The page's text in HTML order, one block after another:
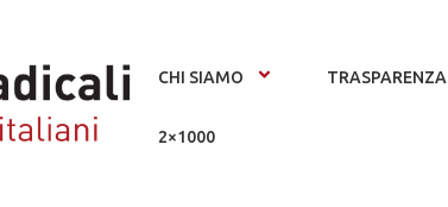
CHI SIAMO TRASPARENZA
2×1000